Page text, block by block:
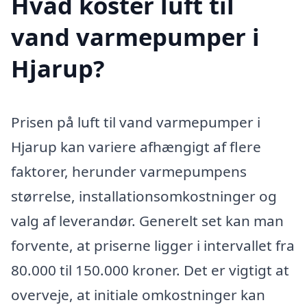
vand varmepumper i
Hjarup?
Prisen på luft til vand varmepumper i
Hjarup kan variere afhængigt af flere
faktorer, herunder varmepumpens
størrelse, installationsomkostninger og
valg af leverandør. Generelt set kan man
forvente, at priserne ligger i intervallet fra
80.000 til 150.000 kroner. Det er vigtigt at
overveje, at initiale omkostninger kan